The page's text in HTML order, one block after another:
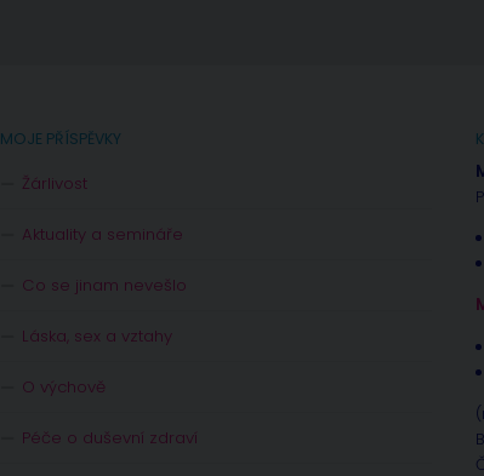
MOJE PŘÍSPĚVKY
Žárlivost
Aktuality a semináře
Co se jinam nevešlo
Láska, sex a vztahy
O výchově
Péče o duševní zdraví